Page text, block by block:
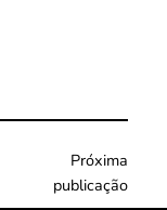
Próxima
publicação